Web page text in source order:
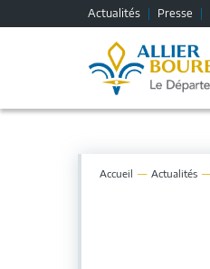
Actualités Presse
Accueil Actualités
Fenêtre